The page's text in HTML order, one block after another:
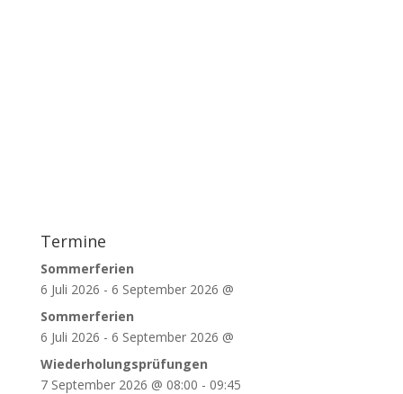
Termine
Sommerferien
6 Juli 2026 - 6 September 2026 @
Sommerferien
6 Juli 2026 - 6 September 2026 @
Wiederholungsprüfungen
7 September 2026 @ 08:00 - 09:45